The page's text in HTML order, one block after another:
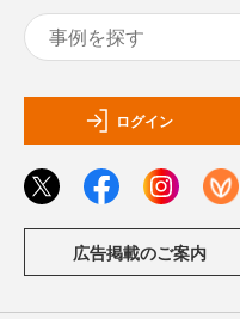
ログイン
広告掲載のご案内